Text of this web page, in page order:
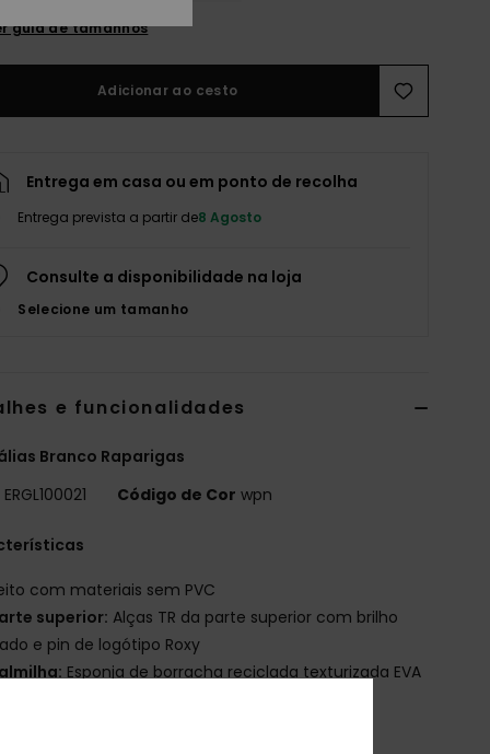
guia de tamanhos
Adicionar ao cesto
Entrega em casa ou em ponto de recolha
Entrega prevista a partir de8 Agosto
Consulte a disponibilidade na loja
Selecione um tamanho
e funcionalidades
Branco Raparigas
ERGL100021 Código de Cor wpn
com materiais sem PVC
superior: Alças TR da parte superior com brilho
e pin de logótipo Roxy
Esponja de borracha reciclada texturizada EVA